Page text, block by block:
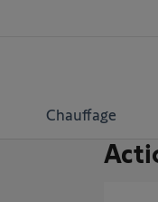
Chauffage